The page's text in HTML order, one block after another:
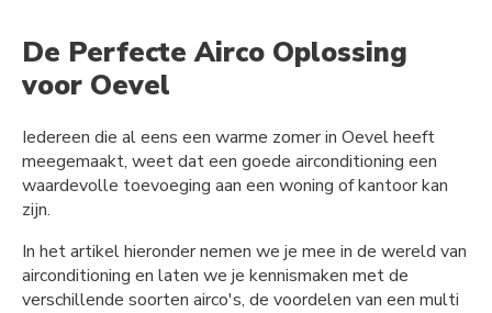
De Perfecte Airco Oplossing
voor Oevel
Iedereen die al eens een warme zomer in Oevel heeft
meegemaakt, weet dat een goede airconditioning een
waardevolle toevoeging aan een woning of kantoor kan
zijn.
In het artikel hieronder nemen we je mee in de wereld van
airconditioning en laten we je kennismaken met de
verschillende soorten airco's, de voordelen van een multi